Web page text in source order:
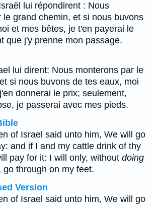
lui répondirent : Nous
le grand chemin, et si nous buvons
et mes bêtes, je t'en payerai le
que j'y prenne mon passage.
lui dirent: Nous monterons par le
si nous buvons de tes eaux, moi
donnerai le prix; seulement,
je passerai avec mes pieds.
of Israel said unto him, We will go
and if I and my cattle drink of thy
pay for it: I will only, without doing
go through on my feet.
Version
of Israel said unto him, We will go